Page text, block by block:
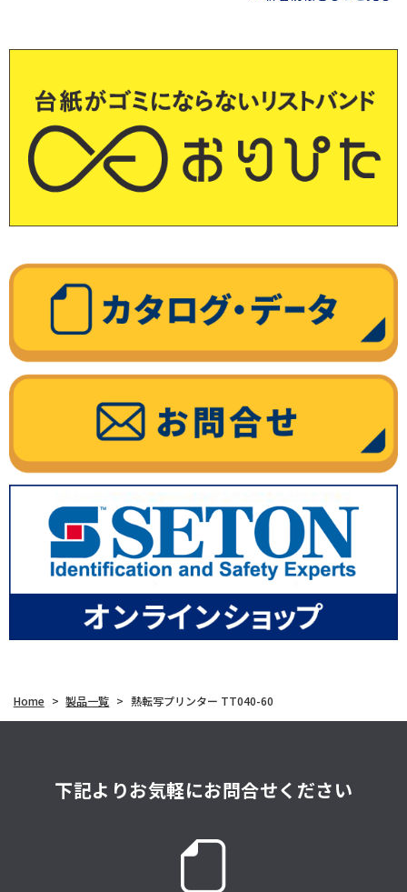
Home > 製品一覧 > 熱転写プリンター TT040-60
下記よりお気軽にお問合せください